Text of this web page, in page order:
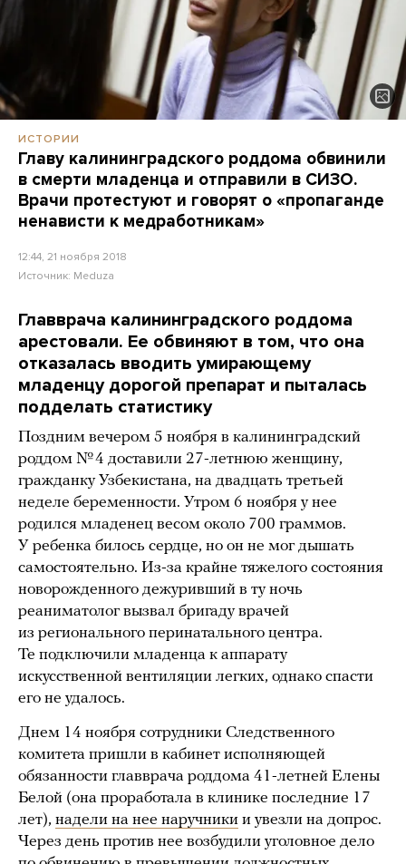
ИСТОРИИ
Главу калининградского роддома обвинили
в смерти младенца и отправили в СИЗО.
Врачи протестуют и говорят о «пропаганде
ненависти к медработникам»
12:44, 21 ноября 2018
Источник: Meduza
Главврача калининградского роддома
арестовали. Ее обвиняют в том, что она
отказалась вводить умирающему
младенцу дорогой препарат и пыталась
подделать статистику
Поздним вечером 5 ноября в калининградский
роддом № 4 доставили 27-летнюю женщину,
гражданку Узбекистана, на двадцать третьей
неделе беременности. Утром 6 ноября у нее
родился младенец весом около 700 граммов.
У ребенка билось сердце, но он не мог дышать
самостоятельно. Из-за крайне тяжелого состояния
новорожденного дежуривший в ту ночь
реаниматолог вызвал бригаду врачей
из регионального перинатального центра.
Те подключили младенца к аппарату
искусственной вентиляции легких, однако спасти
его не удалось.
Днем 14 ноября сотрудники Следственного
комитета пришли в кабинет исполняющей
обязанности главврача роддома 41-летней Елены
Белой (она проработала в клинике последние 17
лет), надели на нее наручники и увезли на допрос.
Через день против нее возбудили уголовное дело